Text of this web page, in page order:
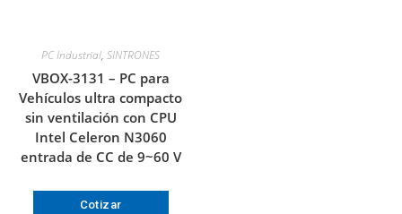
PC Industrial, SINTRONES
VBOX-3131 – PC para
Vehículos ultra compacto
sin ventilación con CPU
Intel Celeron N3060
entrada de CC de 9~60 V
Cotizar